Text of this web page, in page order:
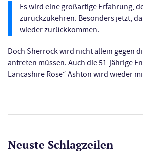
Es wird eine großartige Erfahrung,
zurückzukehren. Besonders jetzt,
wieder zurückkommen.
Doch Sherrock wird nicht allein gegen
antreten müssen. Auch die 51-jährige
Lancashire Rose“ Ashton wird wieder
Neuste Schlagzeilen